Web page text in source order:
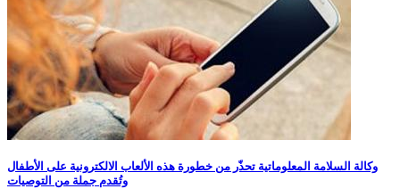
وكالة السلامة المعلوماتية تحذّر من خطورة هذه الألعاب الالكترونية على الأطفال
وتُقدم جملة من التوصيات